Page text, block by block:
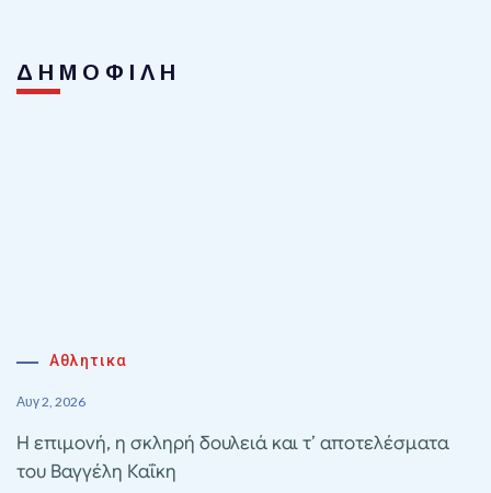
ΔΗΜΟΦΙΛΗ
Αθλητικα
Αυγ 2, 2026
Η επιμονή, η σκληρή δουλειά και τ’ αποτελέσματα
του Βαγγέλη Καΐκη